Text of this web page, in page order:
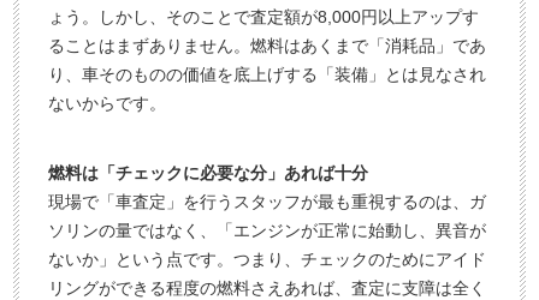
ょう。しかし、そのことで査定額が8,000円以上アップす
ることはまずありません。燃料はあくまで「消耗品」であ
り、車そのものの価値を底上げする「装備」とは見なされ
ないからです。
燃料は「チェックに必要な分」あれば十分
現場で「車査定」を行うスタッフが最も重視するのは、ガ
ソリンの量ではなく、「エンジンが正常に始動し、異音が
ないか」という点です。つまり、チェックのためにアイド
リングができる程度の燃料さえあれば、査定に支障は全く